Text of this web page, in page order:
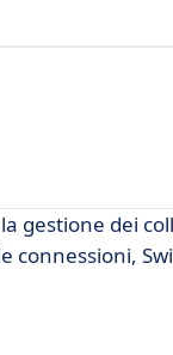
gestione dei
connessioni,